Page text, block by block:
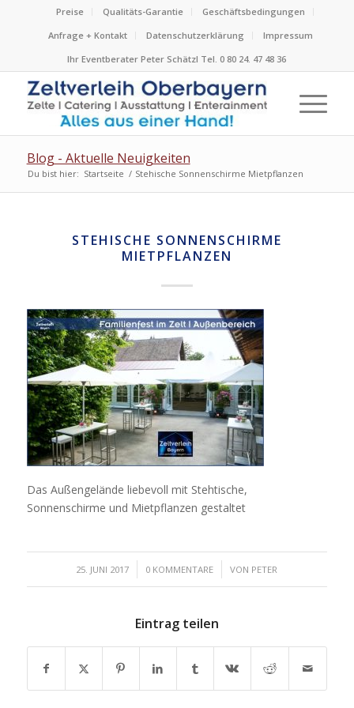
Preise Qualitäts-Garantie
Geschäftsbedingungen
Anfrage + Kontakt
Datenschutzerklärung
Impressum
Ihr Eventberater Peter Schätzl Tel. 0 80 24. 47 48 36
Blog - Aktuelle Neuigkeiten
Du bist hier: Startseite / Stehische Sonnenschirme Mietpflanzen
STEHISCHE SONNENSCHIRME
MIETPFLANZEN
Das Außengelände liebevoll mit Stehtische,
Sonnenschirme und Mietpflanzen gestaltet
25. JUNI 2017
/ 0 KOMMENTARE
/ VON PETER
Eintrag teilen